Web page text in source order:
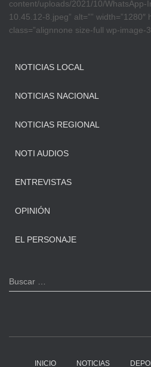
content/uploads/2021/10/WhatsApp-
10.45.12-8.jpeg” alt=”” width=”1280″
class=”alignnone size-full wp-image-
NOTICIAS LOCAL
NOTICIAS NACIONAL
NOTICIAS REGIONAL
NOTI AUDIOS
ENTREVISTAS
OPINIÓN
EL PERSONAJE
B
u
Buscar …
INICIO NOTICIAS